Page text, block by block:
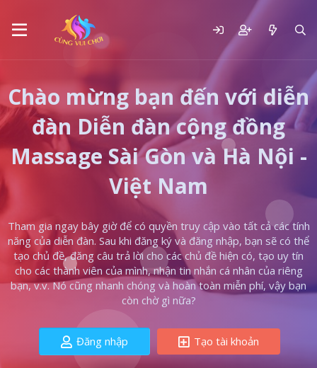
Chào mừng bạn đến với diễn
đàn Diễn đàn cộng đồng
Massage Sài Gòn và Hà Nội -
Việt Nam
Tham gia ngay bây giờ để có quyền truy cập vào tất cả các tính
năng của diễn đàn. Sau khi đăng ký và đăng nhập, bạn sẽ có thể
tạo chủ đề, đăng câu trả lời cho các chủ đề hiện có, tạo uy tín
cho các thành viên của mình, nhận tin nhắn cá nhân của riêng
bạn, v.v. Nó cũng nhanh chóng và hoàn toàn miễn phí, vậy bạn
còn chờ gì nữa?
Đăng nhập Tạo tài khoản